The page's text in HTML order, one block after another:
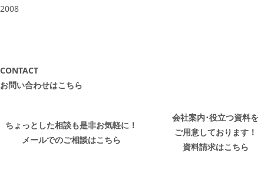
2008
CONTACT
お問い合わせはこちら
ちょっとした相談も是非お気軽に！
メールでのご相談はこちら
会社案内･役立つ資料を
ご用意しております！
資料請求はこちら